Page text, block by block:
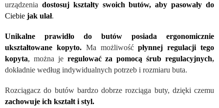
urządzenia dostosuj kształty swoich butów, aby pasowały do
Ciebie jak ulał.
Unikalne prawidło do butów posiada ergonomicznie
ukształtowane kopyto. Ma możliwośćpłynnej regulacji tego
kopyta, można je regulować za pomocą śrub regulacyjnych,
dokładnie według indywidualnych potrzeb i rozmiaru buta.
Rozciągacz do butów bardzo dobrze rozciąga buty, dzięki czemu
zachowuje ich kształt i styl.